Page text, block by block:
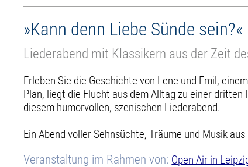
»Kann denn Liebe Sünde sein?«
Liederabend mit Klassikern aus der Zeit
Erleben Sie die Geschichte von Lene und Emil,
Plan, liegt die Flucht aus dem Alltag zu einer
diesem humorvollen, szenischen Liederabend.
Ein Abend voller Sehnsüchte, Träume und Musik
Veranstaltung im Rahmen von: Open Air in